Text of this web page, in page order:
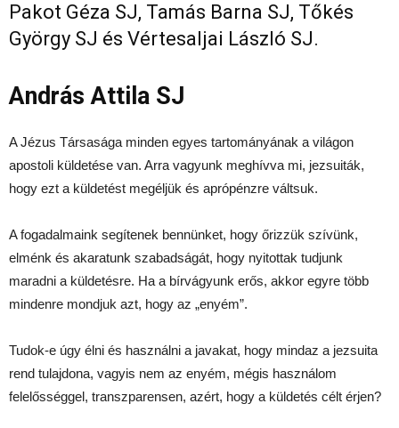
Pakot Géza SJ, Tamás Barna SJ, Tőkés
György SJ és Vértesaljai László SJ.
András Attila SJ
A Jézus Társasága minden egyes tartományának a világon
apostoli küldetése van. Arra vagyunk meghívva mi, jezsuiták,
hogy ezt a küldetést megéljük és aprópénzre váltsuk.
A fogadalmaink segítenek bennünket, hogy őrizzük szívünk,
elménk és akaratunk szabadságát, hogy nyitottak tudjunk
maradni a küldetésre. Ha a bírvágyunk erős, akkor egyre több
mindenre mondjuk azt, hogy az „enyém”.
Tudok-e úgy élni és használni a javakat, hogy mindaz a jezsuita
rend tulajdona, vagyis nem az enyém, mégis használom
felelősséggel, transzparensen, azért, hogy a küldetés célt érjen?